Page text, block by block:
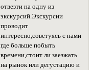
отвезти на одну из
экскурсий.Экскурсии
проводит
интересно,советуясь с нами
где больше побыть
времени,стоит ли заезжать
на рынок или дегустацию и